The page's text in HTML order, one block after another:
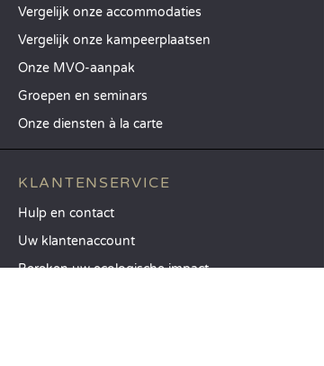
Vergelijk onze accommodaties
Vergelijk onze kampeerplaatsen
Onze MVO-aanpak
Groepen en seminars
Onze diensten à la carte
KLANTENSERVICE
Hulp en contact
Uw klantenaccount
Bereken uw ecologische impact